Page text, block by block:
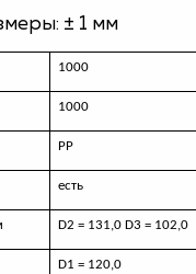
± 1 мм
1000
1000
РР
есть
D2 = 131,0 D3 = 102,0
D1 = 120,0